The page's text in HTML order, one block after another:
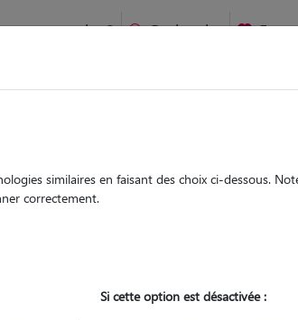
ça marche ? Recherche
chien et chat en famille ou à domicile, visites
Garde
similaires en faisant des choix ci-dessous.
correctement.
Si cette option est désactivée :